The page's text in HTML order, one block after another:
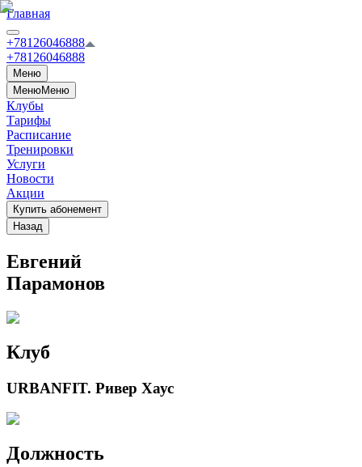
Главная
+78126046888
+78126046888
Меню
МенюМеню
Клубы
Тарифы
Расписание
Тренировки
Услуги
Новости
Акции
Купить абонемент
Назад
Евгений
Парамонов
Клуб
URBANFIT. Ривер Хаус
Должность